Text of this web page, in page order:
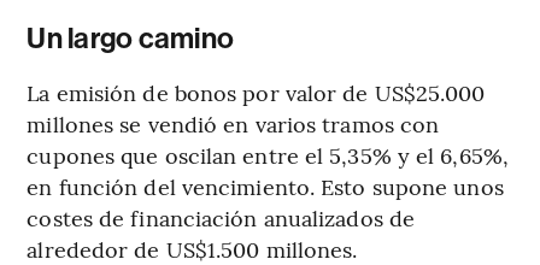
Un largo camino
La emisión de bonos por valor de US$25.000
millones se vendió en varios tramos con
cupones que oscilan entre el 5,35% y el 6,65%,
en función del vencimiento. Esto supone unos
costes de financiación anualizados de
alrededor de US$1.500 millones.